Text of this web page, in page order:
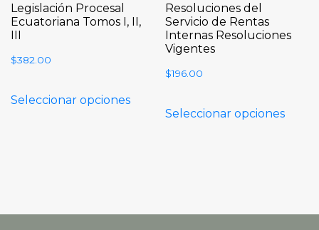
Legislación Procesal
Ecuatoriana Tomos I, II,
III
$382.00
Seleccionar opciones
Resoluciones del
Servicio de Rentas
Internas Resoluciones
Vigentes
$196.00
Seleccionar opciones